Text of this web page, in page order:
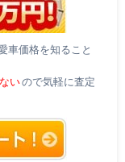
車価格を知ること
いので気軽に査定